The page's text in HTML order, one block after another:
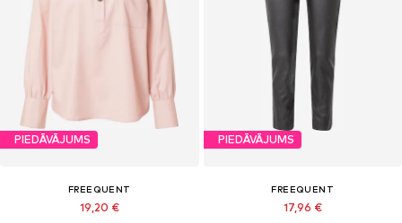
PIEDĀVĀJUMS
FREEQUENT
19,20 €
PIEDĀVĀJUMS
FREEQUENT
17,96 €